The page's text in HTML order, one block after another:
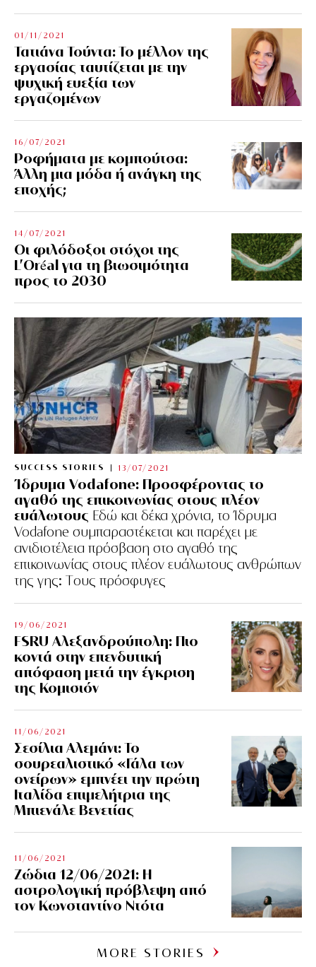
01/11/2021
Τατιάνα Τούντα: Το μέλλον της
εργασίας ταυτίζεται με την
ψυχική ευεξία των
εργαζομένων
16/07/2021
Ροφήματα με κομπούτσα:
Άλλη μια μόδα ή ανάγκη της
εποχής;
14/07/2021
Οι φιλόδοξοι στόχοι της
L’Oréal για τη βιωσιμότητα
προς το 2030
SUCCESS STORIES 13/07/2021
Ίδρυμα Vodafone: Προσφέροντας το
αγαθό της επικοινωνίας στους πλέον
ευάλωτους Εδώ και δέκα χρόνια, το Ίδρυμα
Vodafone συμπαραστέκεται και παρέχει με
ανιδιοτέλεια πρόσβαση στο αγαθό της
επικοινωνίας στους πλέον ευάλωτους ανθρώπων
της γης: Tους πρόσφυγες
19/06/2021
FSRU Αλεξανδρούπολη: Πιο
κοντά στην επενδυτική
απόφαση μετά την έγκριση
της Κομισιόν
11/06/2021
Σεσίλια Αλεμάνι: Το
σουρεαλιστικό «Γάλα των
ονείρων» εμπνέει την πρώτη
Ιταλίδα επιμελήτρια της
Μπιενάλε Βενετίας
11/06/2021
Ζώδια 12/06/2021: Η
αστρολογική πρόβλεψη από
τον Κωνσταντίνο Ντότα
MORE STORIES